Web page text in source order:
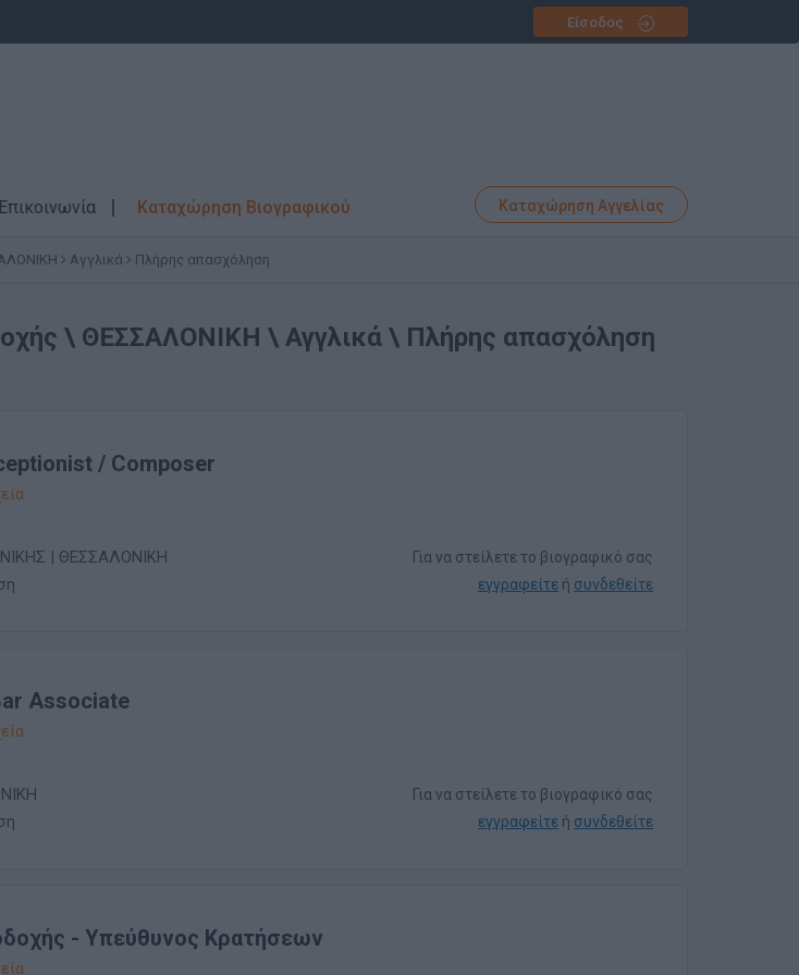
Είσοδος
Επικοινωνία Καταχώρηση Βιογραφικού Καταχώρηση Αγγελίας
Αγγλικά Πλήρης απασχόληση
\ ΘΕΣΣΑΛΟΝΙΚΗ \ Αγγλικά \ Πλήρης απασχόληση
/ Composer
| ΘΕΣΣΑΛΟΝΙΚΗ
Για να στείλετε το βιογραφικό σας
εγγραφείτε ή συνδεθείτε
Associate
Για να στείλετε το βιογραφικό σας
εγγραφείτε ή συνδεθείτε
- Υπεύθυνος Κρατήσεων